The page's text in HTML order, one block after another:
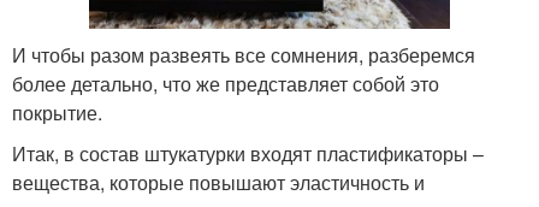
И чтобы разом развеять все сомнения, разберемся
более детально, что же представляет собой это
покрытие.
Итак, в состав штукатурки входят пластификаторы –
вещества, которые повышают эластичность и